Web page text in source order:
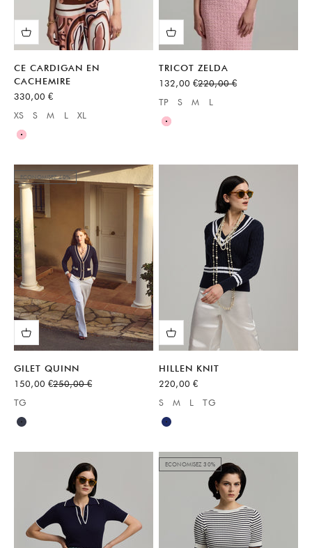
CE CARDIGAN EN
CACHEMIRE
Prix de vente
330,00 €
Available sizes:
XS S M L XL
Rose
TRICOT ZELDA
Prix de vente
132,00 €Prix normal
220,00 €
Available sizes:
TP S M L
Rose
ECONOMISEZ 40%
GILET QUINN
Prix de vente
150,00 €Prix normal
250,00 €
Available sizes:
TG
Bleu
HILLEN KNIT
Prix de vente
220,00 €
Available sizes:
S M L TG
Bleu
ECONOMISEZ 30%